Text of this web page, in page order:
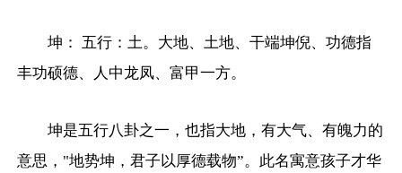
坤： 五行：土。大地、土地、干端坤倪、功德指
丰功硕德、人中龙凤、富甲一方。
坤是五行八卦之一，也指大地，有大气、有魄力的
意思，"地势坤，君子以厚德载物”。此名寓意孩子才华